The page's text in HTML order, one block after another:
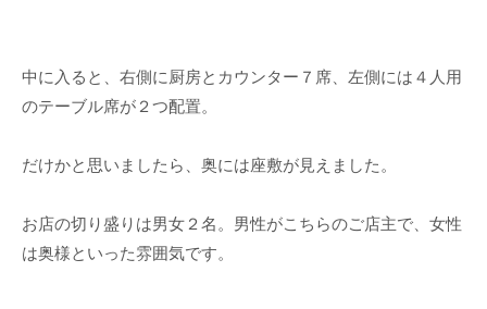
中に入ると、右側に厨房とカウンター７席、左側には４人用
のテーブル席が２つ配置。
だけかと思いましたら、奥には座敷が見えました。
お店の切り盛りは男女２名。男性がこちらのご店主で、女性
は奥様といった雰囲気です。